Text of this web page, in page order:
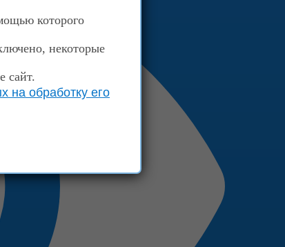
которого
некоторые
сайт.
на обработку его